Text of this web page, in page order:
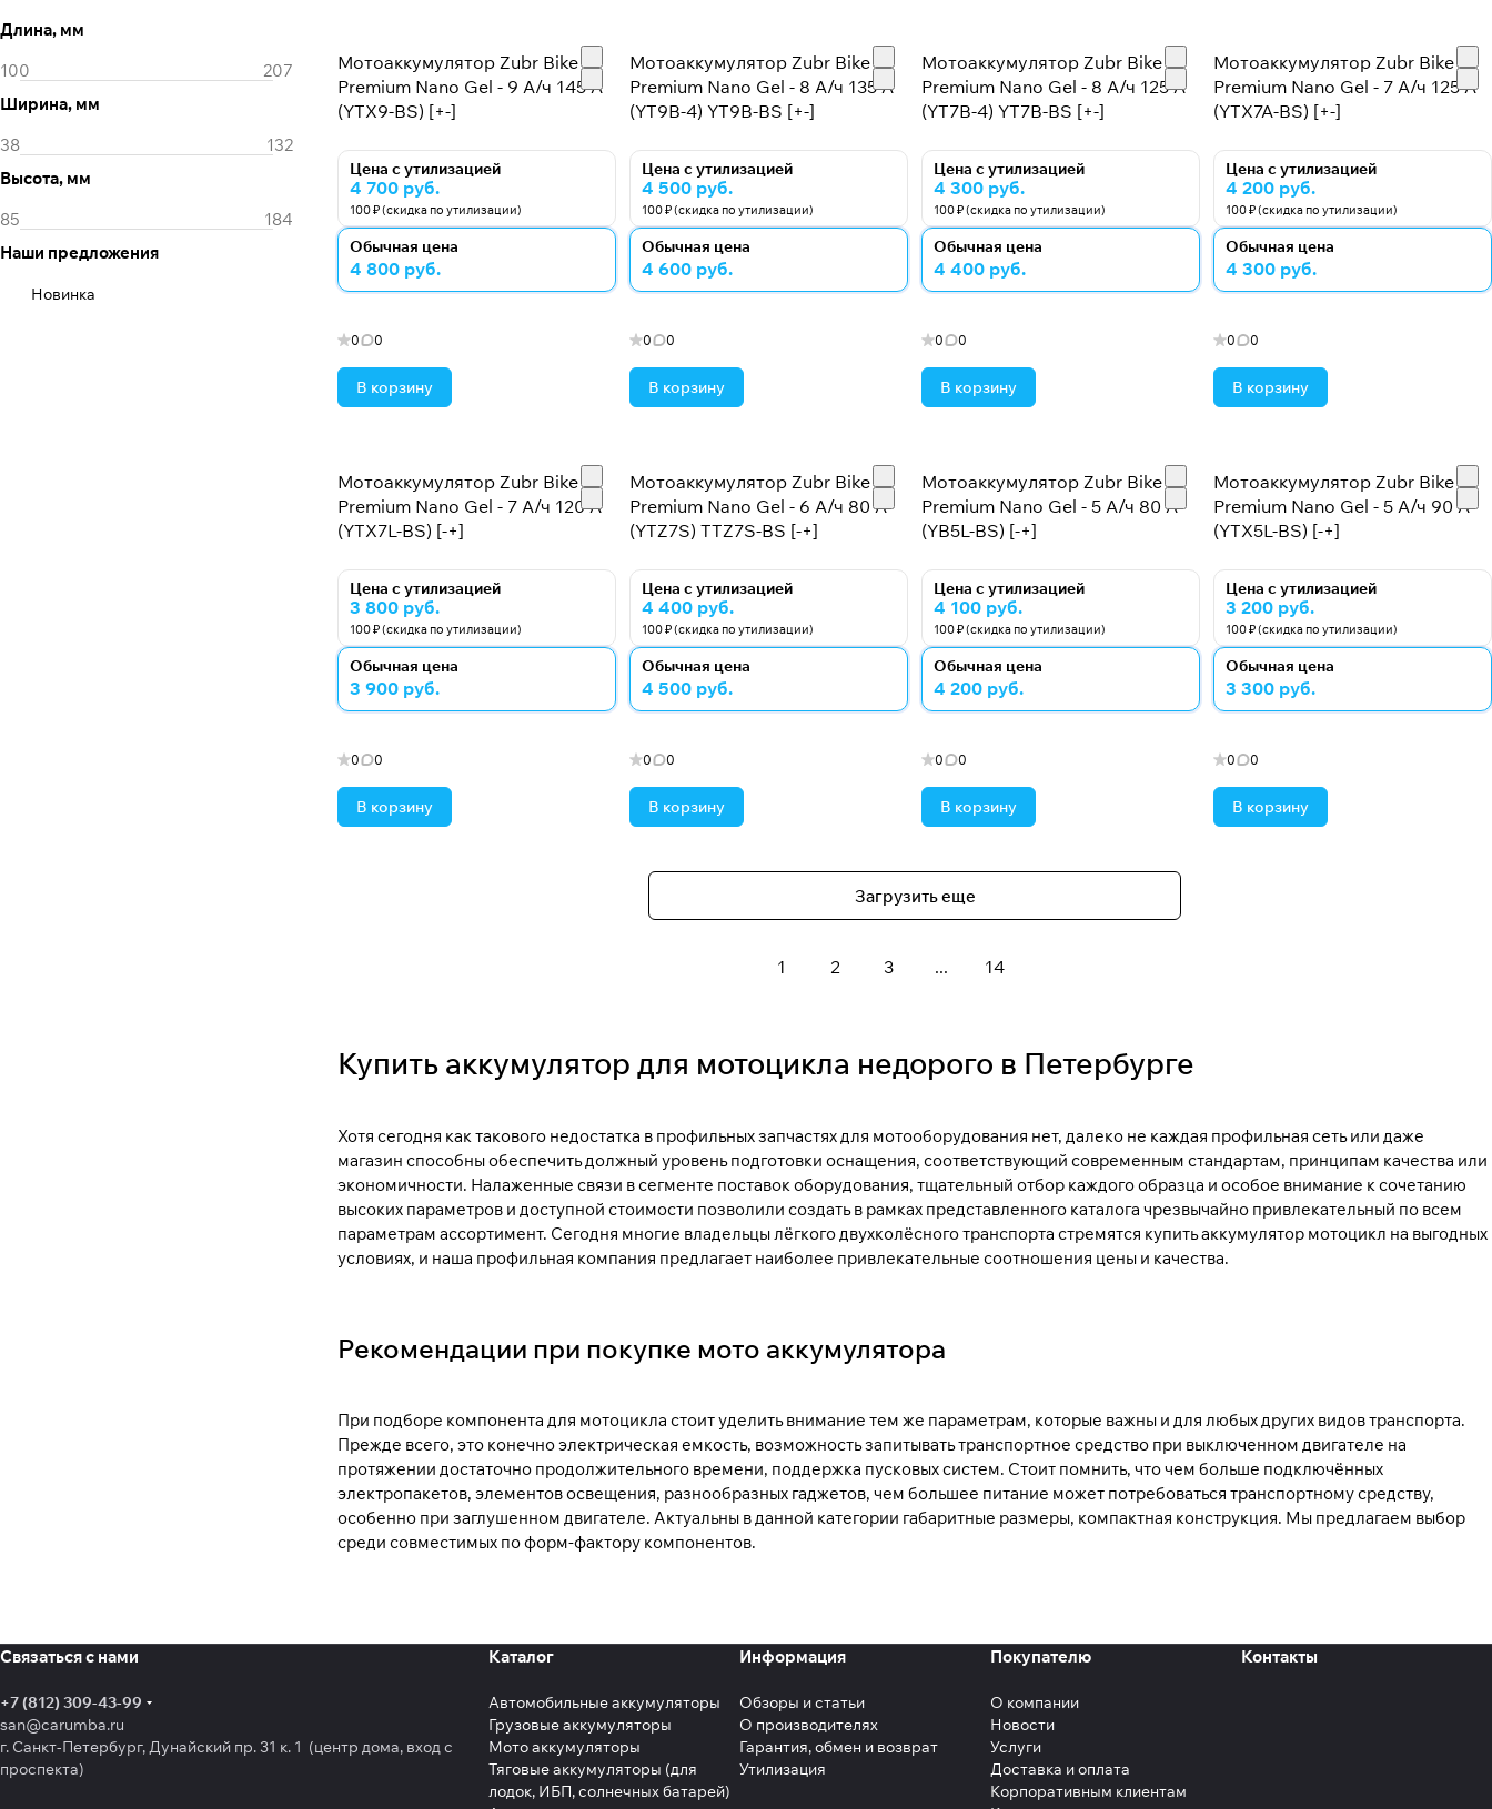
Мотоаккумулятор Zubr Bike
Premium Nano Gel - 9 А/ч 145 А
(YTX9-BS) [+-]
Цена с утилизацией
4 700 руб.
100 ₽ (скидка по утилизации)
Обычная цена
4 800 руб.
0 0
В корзину
Мотоаккумулятор Zubr Bike
Premium Nano Gel - 8 А/ч 135 А
(YT9B-4) YT9B-BS [+-]
Цена с утилизацией
4 500 руб.
100 ₽ (скидка по утилизации)
Обычная цена
4 600 руб.
0 0
В корзину
Мотоаккумулятор Zubr Bike
Premium Nano Gel - 8 А/ч 125 А
(YT7B-4) YT7B-BS [+-]
Цена с утилизацией
4 300 руб.
100 ₽ (скидка по утилизации)
Обычная цена
4 400 руб.
0 0
В корзину
Мотоаккумулятор Zubr Bike
Premium Nano Gel - 7 А/ч 125 А
(YTX7A-BS) [+-]
Цена с утилизацией
4 200 руб.
100 ₽ (скидка по утилизации)
Обычная цена
4 300 руб.
0 0
В корзину
Мотоаккумулятор Zubr Bike
Premium Nano Gel - 7 А/ч 120 А
(YTX7L-BS) [-+]
Цена с утилизацией
3 800 руб.
100 ₽ (скидка по утилизации)
Обычная цена
3 900 руб.
0 0
В корзину
Мотоаккумулятор Zubr Bike
Premium Nano Gel - 6 А/ч 80 А
(YTZ7S) TTZ7S-BS [-+]
Цена с утилизацией
4 400 руб.
100 ₽ (скидка по утилизации)
Обычная цена
4 500 руб.
0 0
В корзину
Мотоаккумулятор Zubr Bike
Premium Nano Gel - 5 А/ч 80 А
(YB5L-BS) [-+]
Цена с утилизацией
4 100 руб.
100 ₽ (скидка по утилизации)
Обычная цена
4 200 руб.
0 0
В корзину
Мотоаккумулятор Zubr Bike
Premium Nano Gel - 5 А/ч 90 А
(YTX5L-BS) [-+]
Цена с утилизацией
3 200 руб.
100 ₽ (скидка по утилизации)
Обычная цена
3 300 руб.
0 0
В корзину
Загрузить еще
1 2 3 ... 14
Купить аккумулятор для мотоцикла недорого в Петербурге
Хотя сегодня как такового недостатка в профильных запчастях для мотооборудования нет, далеко не каждая профильная сеть или даже
магазин способны обеспечить должный уровень подготовки оснащения, соответствующий современным стандартам, принципам качества или
экономичности. Налаженные связи в сегменте поставок оборудования, тщательный отбор каждого образца и особое внимание к сочетанию
высоких параметров и доступной стоимости позволили создать в рамках представленного каталога чрезвычайно привлекательный по всем
параметрам ассортимент. Сегодня многие владельцы лёгкого двухколёсного транспорта стремятся купить аккумулятор мотоцикл на выгодных
условиях, и наша профильная компания предлагает наиболее привлекательные соотношения цены и качества.
Рекомендации при покупке мото аккумулятора
При подборе компонента для мотоцикла стоит уделить внимание тем же параметрам, которые важны и для любых других видов транспорта.
Прежде всего, это конечно электрическая емкость, возможность запитывать транспортное средство при выключенном двигателе на
протяжении достаточно продолжительного времени, поддержка пусковых систем. Стоит помнить, что чем больше подключённых
электропакетов, элементов освещения, разнообразных гаджетов, чем большее питание может потребоваться транспортному средству,
особенно при заглушенном двигателе. Актуальны в данной категории габаритные размеры, компактная конструкция. Мы предлагаем выбор
среди совместимых по форм-фактору компонентов.
18
2
2.5
2.6
Длина, мм
Ширина, мм
Высота, мм
Наши предложения
Новинка
Связаться с нами
+7 (812) 309-43-99
san@carumba.ru
г. Санкт-Петербург, Дунайский пр. 31 к. 1 (центр дома, вход с
проспекта)
Каталог
Автомобильные аккумуляторы
Грузовые аккумуляторы
Мото аккумуляторы
Тяговые аккумуляторы (для
лодок, ИБП, солнечных батарей)
Информация
Обзоры и статьи
О производителях
Гарантия, обмен и возврат
Утилизация
Покупателю
О компании
Новости
Услуги
Доставка и оплата
Корпоративным клиентам
Контакты